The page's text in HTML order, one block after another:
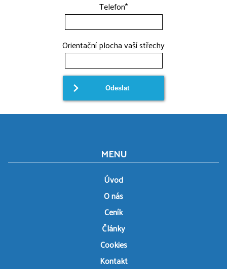
Telefon*
Orientační plocha vaší střechy
MENU
Úvod
O nás
Ceník
Články
Cookies
Kontakt